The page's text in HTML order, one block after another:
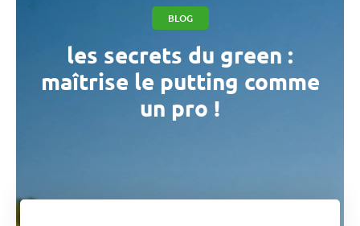
BLOG
les secrets du green :
maîtrise le putting comme
un pro !